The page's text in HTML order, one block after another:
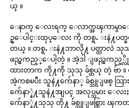
ယ္ ။
ေနာက္ ေလးရက္ ေလာက္အၾကာမွာ
ဥ္ေပါင္းထုပ္ေလး ကို တစ္ရႉ းနဲ႔ပတ္ၿ
တယ္ ။ တစ္ရႉ းနဲ႔ဘာလို႔ ပတ္တာလဲ သု
ဖည္ၾကည့္ေပါ့တဲ့ ။ အဲ့ဒါ ျဖည္ၾကည့္လို
ထားတာက ကို႔ကို သုသု ခ်စ္တယ္ တဲ့ ဗ်ာ ။
အဲ့ကစၿပီး သူနဲ႔က်ေနာ္ ခ်စ္သူျဖစ္ သြ
က်ေနာ္နဲ႔သူနဲ႔အျပင္ အလုပ္သမား ေ
က်ေနာ္နဲ႔သုသု တို႔ ခ်စ္သူျဖစ္သြား ၾ